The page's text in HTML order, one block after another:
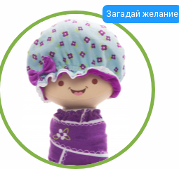
Загадай желание